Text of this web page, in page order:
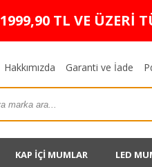
1999,90 TL VE ÜZERİ
Hakkımızda Garanti ve İade
KAP İÇİ MUMLAR LED